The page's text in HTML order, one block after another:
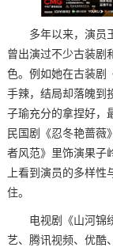
多年以来，演员
曾出演过不少古装剧
色。例如她在古装剧
手辣，结局却落魄到
子瑜充分的拿捏好，
民国剧《忍冬艳蔷薇
者风范》里饰演果子
上看到演员的多样
住。
电视剧《山河锦
艺、腾讯视频、优酷